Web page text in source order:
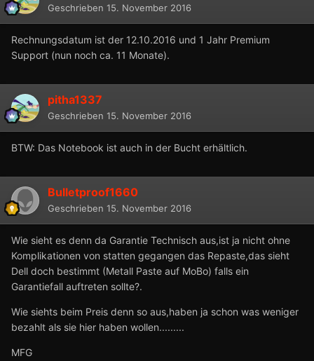
Geschrieben 15. November 2016
Rechnungsdatum ist der 12.10.2016 und 1 Jahr Premium
Support (nun noch ca. 11 Monate).
pitha1337
Geschrieben 15. November 2016
BTW: Das Notebook ist auch in der Bucht erhältlich.
Bulletproof1660
Geschrieben 15. November 2016
Wie sieht es denn da Garantie Technisch aus,ist ja nicht ohne
Komplikationen von statten gegangen das Repaste,das sieht
Dell doch bestimmt (Metall Paste auf MoBo) falls ein
Garantiefall auftreten sollte?.
Wie siehts beim Preis denn so aus,haben ja schon was weniger
bezahlt als sie hier haben wollen.........
MFG